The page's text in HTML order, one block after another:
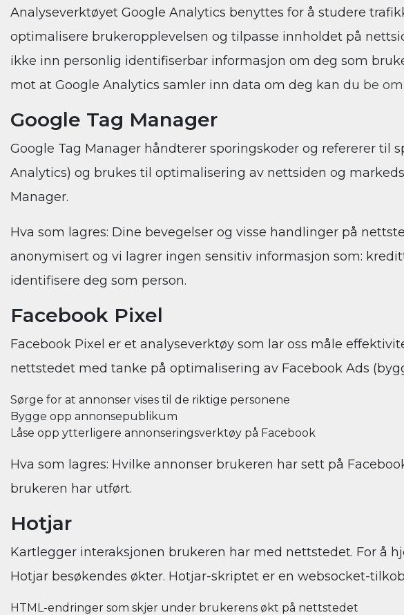
Analyseverktøyet Google Analytics benyttes for å studere
optimalisere brukeropplevelsen og tilpasse innholdet på
ikke inn personlig identifiserbar informasjon om deg som
mot at Google Analytics samler inn data om deg kan du be
Google Tag Manager
Google Tag Manager håndterer sporingskoder og refererer til
Analytics) og brukes til optimalisering av nettsiden og
Manager.
Hva som lagres: Dine bevegelser og visse handlinger på
anonymisert og vi lagrer ingen sensitiv informasjon som:
identifisere deg som person.
Facebook Pixel
Facebook Pixel er et analyseverktøy som lar oss måle
nettstedet med tanke på optimalisering av Facebook Ads
Sørge for at annonser vises til de riktige personene
Bygge opp annonsepublikum
Låse opp ytterligere annonseringsverktøy på Facebook
Hva som lagres: Hvilke annonser brukeren har sett på
brukeren har utført.
Hotjar
Kartlegger interaksjonen brukeren har med nettstedet. For å
Hotjar besøkendes økter. Hotjar-skriptet er en websocket-
HTML-endringer som skjer under brukerens økt på nettstedet